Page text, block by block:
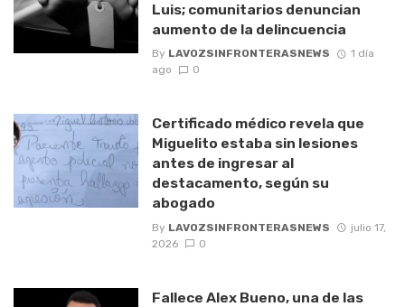
Luis; comunitarios denuncian
aumento de la delincuencia
By LAVOZSINFRONTERASNEWS
1 día
ago
0
Certificado médico revela que
Miguelito estaba sin lesiones
antes de ingresar al
destacamento, según su
abogado
By LAVOZSINFRONTERASNEWS
julio 17,
2026
0
Fallece Alex Bueno, una de las